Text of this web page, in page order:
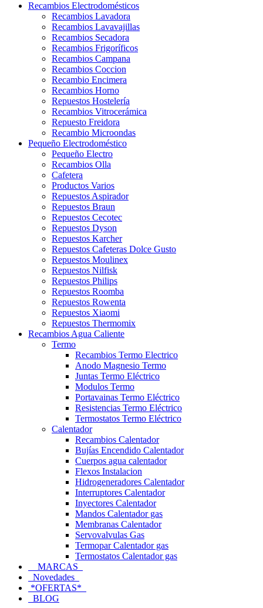
Recambios Electrodomésticos
Recambios Lavadora
Recambios Lavavajillas
Recambios Secadora
Recambios Frigoríficos
Recambios Campana
Recambios Coccion
Recambio Encimera
Recambios Horno
Repuestos Hostelería
Recambios Vitrocerámica
Repuesto Freidora
Recambio Microondas
Pequeño Electrodoméstico
Pequeño Electro
Recambios Olla
Cafetera
Productos Varios
Repuestos Aspirador
Repuestos Braun
Repuestos Cecotec
Repuestos Dyson
Repuestos Karcher
Repuestos Cafeteras Dolce Gusto
Repuestos Moulinex
Repuestos Nilfisk
Repuestos Philips
Repuestos Roomba
Repuestos Rowenta
Repuestos Xiaomi
Repuestos Thermomix
Recambios Agua Caliente
Termo
Recambios Termo Electrico
Anodo Magnesio Termo
Juntas Termo Eléctrico
Modulos Termo
Portavainas Termo Eléctrico
Resistencias Termo Eléctrico
Termostatos Termo Eléctrico
Calentador
Recambios Calentador
Bujías Encendido Calentador
Cuerpos agua calentador
Flexos Instalacion
Hidrogeneradores Calentador
Interruptores Calentador
Inyectores Calentador
Mandos Calentador gas
Membranas Calentador
Servovalvulas Gas
Termopar Calentador gas
Termostatos Calentador gas
MARCAS
Novedades
*OFERTAS*
BLOG